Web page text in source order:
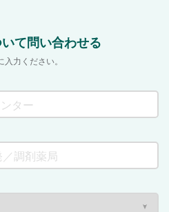
て問い合わせる
力ください。